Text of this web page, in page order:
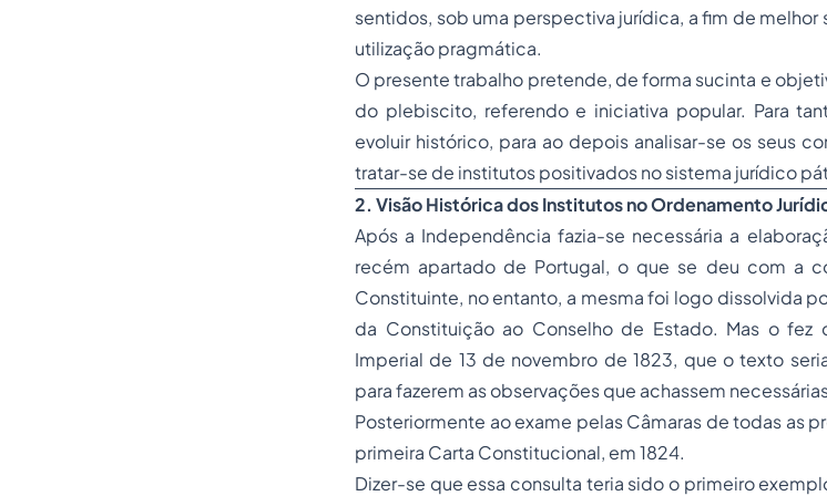
sentidos, sob uma perspectiva jurídica, a fim de
utilização pragmática.
O presente trabalho pretende, de forma sucinta e
do plebiscito, referendo e iniciativa popular. Para
evoluir histórico, para ao depois analisar-se os seus
tratar-se de institutos positivados no sistema jurídico
2. Visão Histórica dos Institutos no Ordenamento
Após a Independência fazia-se necessária a
recém apartado de Portugal, o que se deu com a
Constituinte, no entanto, a mesma foi logo dissolvida
da Constituição ao Conselho de Estado. Mas o
Imperial de 13 de novembro de 1823, que o texto
para fazerem as observações que achassem
Posteriormente ao exame pelas Câmaras de todas as
primeira Carta Constitucional, em 1824.
Dizer-se que essa consulta teria sido o primeiro